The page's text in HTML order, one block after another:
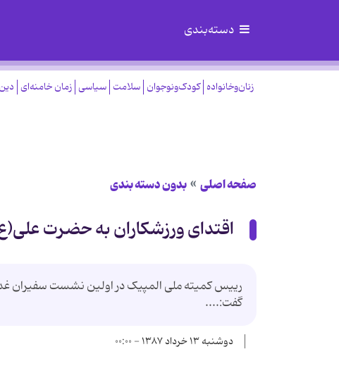
دسته‌بندی
زنان‌وخانواده کودک‌ونوجوان سلامت سیاسی زمان خامنه‌ای
صفحه اصلی بدون دسته بندی
اقتدای ورزشکاران به حضرت
رییس کمیته ملی المپیک در اولین نشست سفیران
گفت:....
دوشنبه ۱۳ خرداد ۱۳۸۷ - ۰۰:۰۰